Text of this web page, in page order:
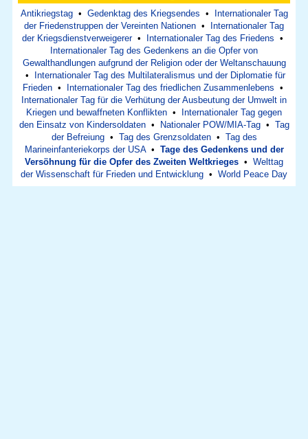
Antikriegstag• Gedenktag des Kriegsendes • Internationaler Tag
der Friedenstruppen der Vereinten Nationen • Internationaler Tag
der Kriegsdienstverweigerer• Internationaler Tag des Friedens •
Internationaler Tag des Gedenkens an die Opfer von
Gewalthandlungen aufgrund der Religion oder der Weltanschauung
• Internationaler Tag des Multilateralismus und der Diplomatie für
Frieden• Internationaler Tag des friedlichen Zusammenlebens •
Internationaler Tag für die Verhütung der Ausbeutung der Umwelt in
Kriegen und bewaffneten Konflikten • Internationaler Tag gegen
den Einsatz von Kindersoldaten• Nationaler POW/MIA-Tag• Tag
der Befreiung• Tag des Grenzsoldaten• Tag des
Marineinfanteriekorps der USA• Tage des Gedenkens und der
Versöhnung für die Opfer des Zweiten Weltkrieges • Welttag
der Wissenschaft für Frieden und Entwicklung • World Peace Day